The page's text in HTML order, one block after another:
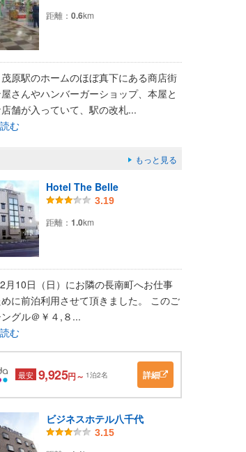
距離： 0.6km
駅のホームのほぼ真下にある商店街
さんやハンバーガーショップ、本屋と
舗が入っていて、駅の改札...
む
もっと見る
Hotel The Belle
3.19
距離： 1.0km
月10日（日）にお隣の長南町へお仕事
に前泊利用させて頂きました。 このご
グル＠￥４,８ ...
む
最安 9,925円～ 1泊2名 詳細
ビジネスホテル八千代
3.15